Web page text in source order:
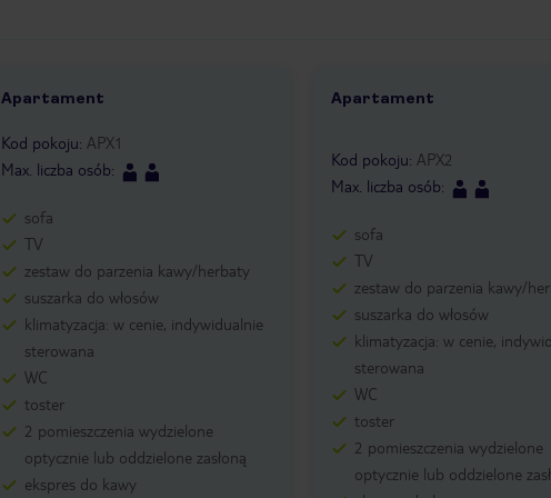
Apartament
Kod pokoju: APX1
Max. liczba osób:
sofa
TV
zestaw do parzenia kawy/herbaty
suszarka do włosów
klimatyzacja: w cenie, indywidualnie
sterowana
WC
toster
2 pomieszczenia wydzielone
optycznie lub oddzielone zasłoną
ekspres do kawy
Apartament
1 /1
Kod pokoju: APX2
Max. liczba osób:
sofa
TV
zestaw do parzenia kawy/
suszarka do włosów
klimatyzacja: w cenie,
sterowana
WC
toster
2 pomieszczenia wydzielone
optycznie lub oddzielone